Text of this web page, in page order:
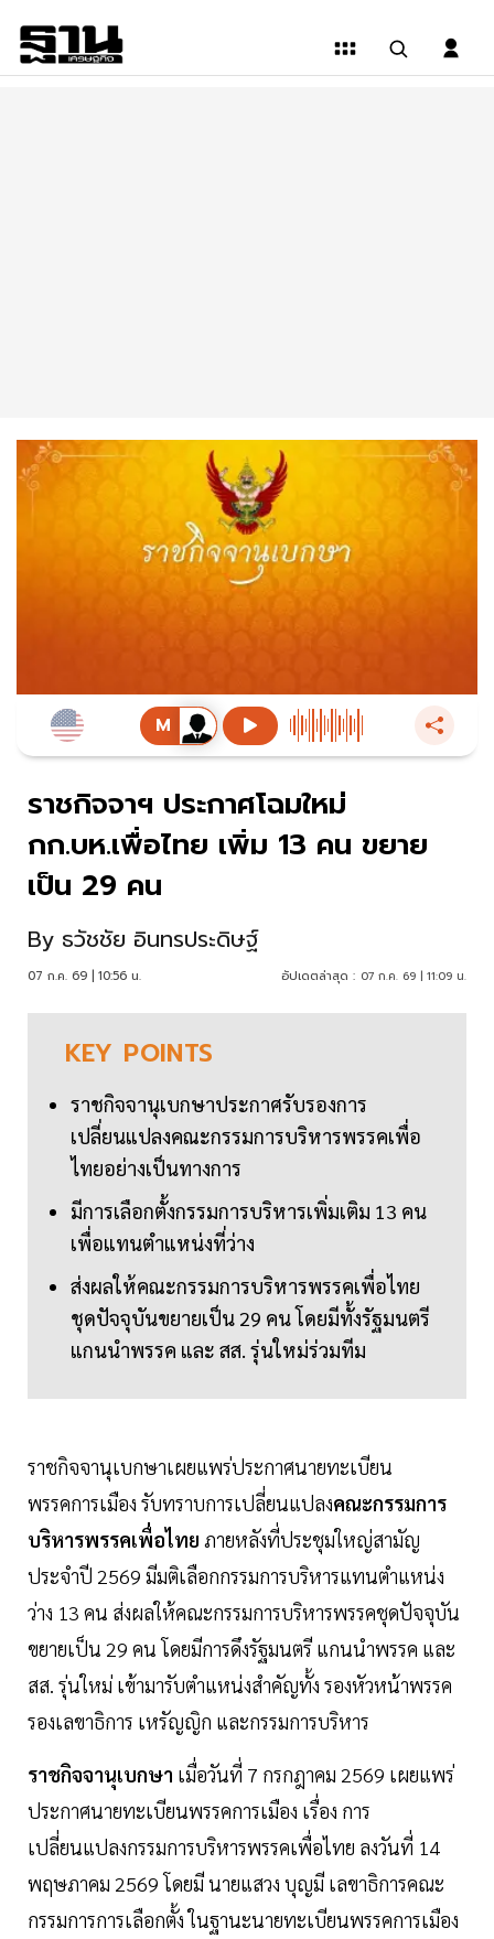
ราชกิจจาฯ ประกาศโฉมใหม่
กก.บห.เพื่อไทย เพิ่ม 13 คน ขยาย
เป็น 29 คน
By ธวัชชัย อินทรประดิษฐ์
07 ก.ค. 69 | 10:56 น. อัปเดตล่าสุด : 07 ก.ค. 69 | 11:09 น.
KEY POINTS
ราชกิจจานุเบกษาประกาศรับรองการ
เปลี่ยนแปลงคณะกรรมการบริหารพรรคเพื่อ
ไทยอย่างเป็นทางการ
มีการเลือกตั้งกรรมการบริหารเพิ่มเติม 13 คน
เพื่อแทนตำแหน่งที่ว่าง
ส่งผลให้คณะกรรมการบริหารพรรคเพื่อไทย
ชุดปัจจุบันขยายเป็น 29 คน โดยมีทั้งรัฐมนตรี
แกนนำพรรค และ สส. รุ่นใหม่ร่วมทีม
ราชกิจจานุเบกษาเผยแพร่ประกาศนายทะเบียน
พรรคการเมือง รับทราบการเปลี่ยนแปลงคณะกรรมการ
บริหารพรรคเพื่อไทย ภายหลังที่ประชุมใหญ่สามัญ
ประจำปี 2569 มีมติเลือกกรรมการบริหารแทนตำแหน่ง
ว่าง 13 คน ส่งผลให้คณะกรรมการบริหารพรรคชุดปัจจุบัน
ขยายเป็น 29 คน โดยมีการดึงรัฐมนตรี แกนนำพรรค และ
สส. รุ่นใหม่ เข้ามารับตำแหน่งสำคัญทั้ง รองหัวหน้าพรรค
รองเลขาธิการ เหรัญญิก และกรรมการบริหาร
ราชกิจจานุเบกษา เมื่อวันที่ 7 กรกฎาคม 2569 เผยแพร่
ประกาศนายทะเบียนพรรคการเมือง เรื่อง การ
เปลี่ยนแปลงกรรมการบริหารพรรคเพื่อไทย ลงวันที่ 14
พฤษภาคม 2569 โดยมี นายแสวง บุญมี เลขาธิการคณะ
กรรมการการเลือกตั้ง ในฐานะนายทะเบียนพรรคการเมือง